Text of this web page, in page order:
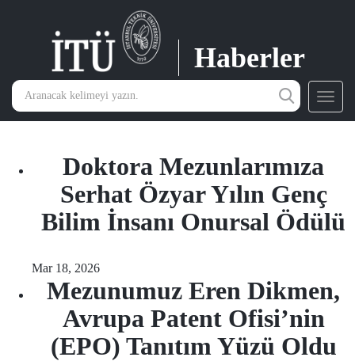
Haberler
Doktora Mezunlarımıza
Serhat Özyar Yılın Genç
Bilim İnsanı Onursal Ödülü
Mar 18, 2026
Mezunumuz Eren Dikmen,
Avrupa Patent Ofisi’nin
(EPO) Tanıtım Yüzü Oldu